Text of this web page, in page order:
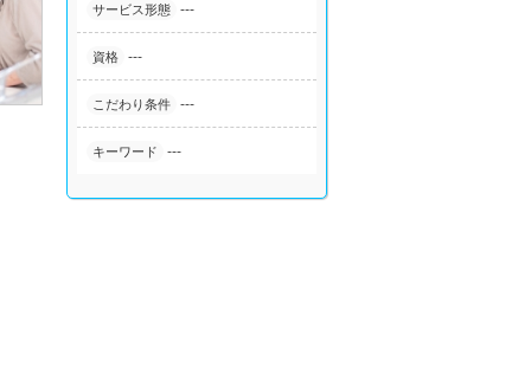
サービス形態 ---
資格 ---
こだわり条件 ---
キーワード ---